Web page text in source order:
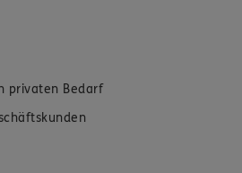
privaten Bedarf